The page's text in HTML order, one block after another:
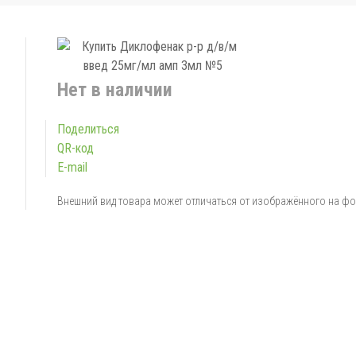
Нет в наличии
Поделиться
QR-код
E-mail
Внешний вид товара может отличаться от изображённого на